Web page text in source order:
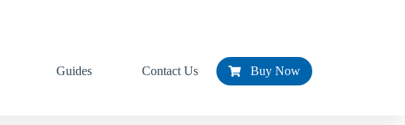
Guides Contact Us Buy Now